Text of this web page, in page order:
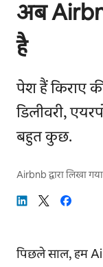
अब
है
पेश हैं किराए
डिलीवरी,
बहुत कुछ.
Airbnb द्वारा लिखा
पिछले साल, हम